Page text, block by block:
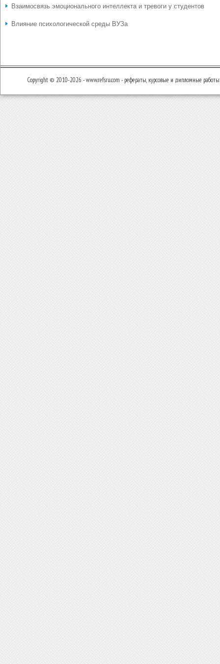
Взаимосвязь эмоционального интеллекта и тревоги у студентов
Влияние психологической среды ВУЗа
Copyright © 2010-2026 - www.refsru.com - рефераты, курсовые и дипломные работы